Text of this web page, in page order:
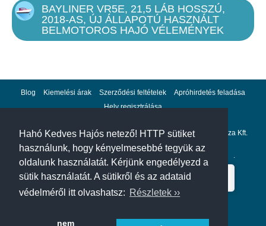
Hahó Kedves Hajós netező! HTTP sütiket
használunk, hogy kényelmesebbé tegyük az
oldalunk használatát. Kérjünk engedélyezd a
sütik használatát. A sütikről és az adataid
védelméről itt olvashatsz: Részletek ››
nem
BAYLINER VR5E, 21,5 LÁB HOSSZÚ,
2018-AS, ÚJ ÁLLAPOTÚ HASZNÁLT
BELMOTOROS HAJÓ VÉLEMÉNYEK
Blog Kiemelési árak Szerződési feltételek
Apróhirdetés feladása
Hely regisztrálása
Adatvédelem Impresszum A hahohajo.hu kiadója a GlobalPlaza Kft.
A hahohajo.hu online bankkártyás fizetési partnere az .